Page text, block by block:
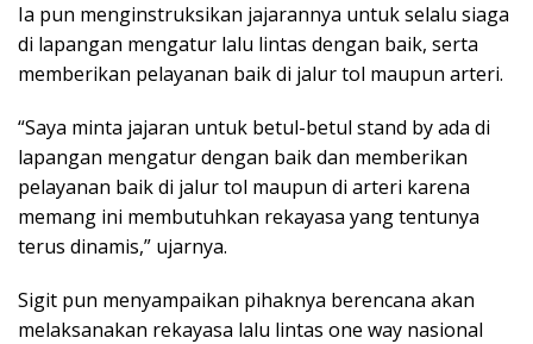
Ia pun menginstruksikan jajarannya untuk selalu siaga
di lapangan mengatur lalu lintas dengan baik, serta
memberikan pelayanan baik di jalur tol maupun arteri.
“Saya minta jajaran untuk betul-betul stand by ada di
lapangan mengatur dengan baik dan memberikan
pelayanan baik di jalur tol maupun di arteri karena
memang ini membutuhkan rekayasa yang tentunya
terus dinamis,” ujarnya.
Sigit pun menyampaikan pihaknya berencana akan
melaksanakan rekayasa lalu lintas one way nasional